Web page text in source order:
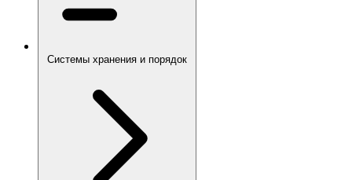
Системы хранения и порядок